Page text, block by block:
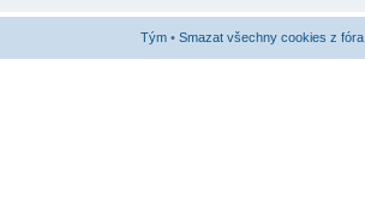
Tým • Smazat všechny cookies z fóra